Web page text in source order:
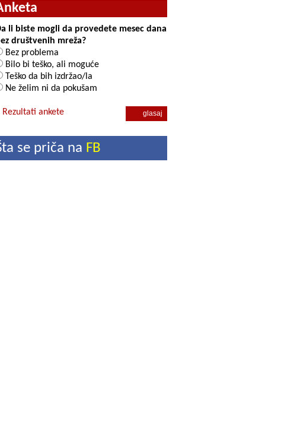
li biste mogli da provedete mesec dana
društvenih mreža?
Bez problema
Bilo bi teško, ali moguće
Teško da bih izdržao/la
Ne želim ni da pokušam
Rezultati ankete
se priča na FB